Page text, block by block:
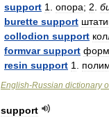
support 1 опора; 2
burette support
collodion support
formvar support
resin support 1
English-Russian dictionary
support